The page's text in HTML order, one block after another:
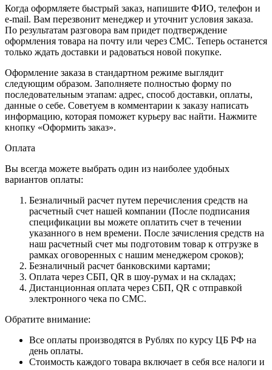
Когда оформляете быстрый заказ, напишите ФИО, телефон и
e-mail. Вам перезвонит менеджер и уточнит условия заказа.
По результатам разговора вам придет подтверждение
оформления товара на почту или через СМС. Теперь останется
только ждать доставки и радоваться новой покупке.
Оформление заказа в стандартном режиме выглядит
следующим образом. Заполняете полностью форму по
последовательным этапам: адрес, способ доставки, оплаты,
данные о себе. Советуем в комментарии к заказу написать
информацию, которая поможет курьеру вас найти. Нажмите
кнопку «Оформить заказ».
Оплата
Вы всегда можете выбрать один из наиболее удобных
вариантов оплаты:
Безналичный расчет путем перечисления средств на
расчетный счет нашей компании (После подписания
спецификации вы можете оплатить счет в течении
указанного в нем времени. После зачисления средств на
наш расчетный счет мы подготовим товар к отгрузке в
рамках оговоренных с нашим менеджером сроков);
Безналичный расчет банковскими картами;
Оплата через СБП, QR в шоу-румах и на складах;
Дистанционная оплата через СБП, QR с отправкой
электронного чека по СМС.
Обратите внимание:
Все оплаты производятся в Рублях по курсу ЦБ РФ на
день оплаты.
Стоимость каждого товара включает в себя все налоги и